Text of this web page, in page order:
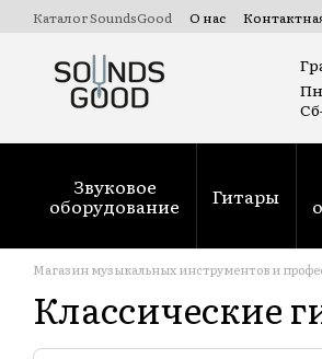
Перейти к основному контенту
Каталог SoundsGood О нас
Звуковое
оборудование Гитары
Магазин музыкальных инструментов и
Классические